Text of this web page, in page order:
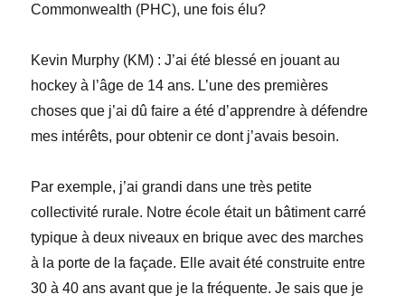
Commonwealth (PHC), une fois élu?
Kevin Murphy (KM) : J’ai été blessé en jouant au
hockey à l’âge de 14 ans. L’une des premières
choses que j’ai dû faire a été d’apprendre à défendre
mes intérêts, pour obtenir ce dont j’avais besoin.
Par exemple, j’ai grandi dans une très petite
collectivité rurale. Notre école était un bâtiment carré
typique à deux niveaux en brique avec des marches
à la porte de la façade. Elle avait été construite entre
30 à 40 ans avant que je la fréquente. Je sais que je